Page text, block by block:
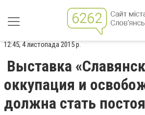
12:45, 4 листопада 2015 р.
Выставка
оккупация и
должна стать